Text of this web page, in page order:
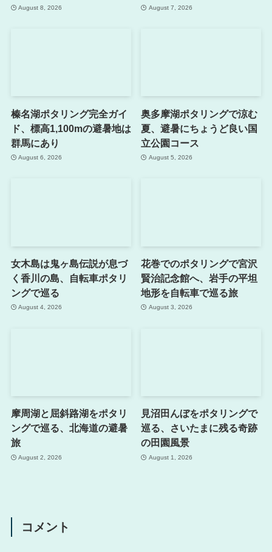
August 8, 2026 August 7, 2026
榛名湖ポタリング完全ガイ
ド、標高1,100mの避暑地は
群馬にあり
August 6, 2026
奥多摩湖ポタリングで涼む
夏、避暑にちょうど良い国
立公園コース
August 5, 2026
女木島は鬼ヶ島伝説が息づ
く香川の島、自転車ポタリ
ングで巡る
August 4, 2026
花巻でのポタリングで宮沢
賢治記念館へ、岩手の平坦
地形を自転車で巡る旅
August 3, 2026
摩周湖と屈斜路湖をポタリ
ングで巡る、北海道の避暑
旅
August 2, 2026
見沼田んぼをポタリングで
巡る、さいたまに残る奇跡
の田園風景
August 1, 2026
コメント